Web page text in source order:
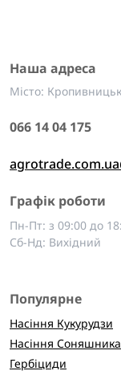
Наша адреса
Місто:
066 14 04 175
Графік роботи
Пн-Пт: з 09:00 до
Сб-Нд: Вихідний
Популярне
Насіння Кукурудзи
Насіння Соняшника
Гербіциди